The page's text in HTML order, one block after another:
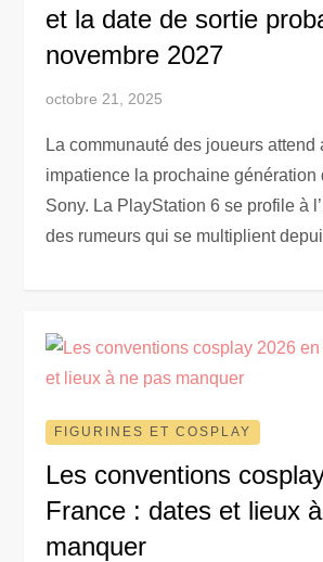
et la date de sortie
novembre 2027
octobre 21, 2025
La communauté des joueurs attend
impatience la prochaine génération
Sony. La PlayStation 6 se profile à
des rumeurs qui se multiplient
FIGURINES ET COSPLAY
Les conventions
France : dates et lieux
manquer